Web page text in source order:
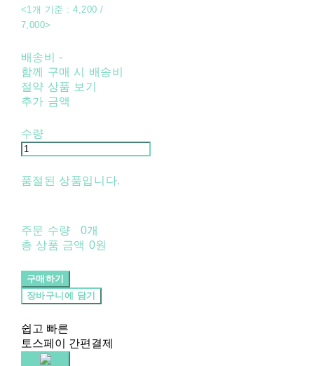
<1개 기준 : 4,200 /
7,000>
배송비-
함께 구매 시 배송비
절약 상품 보기
추가 금액
수량
품절된 상품입니다.
주문 수량
0개
총 상품 금액 0원
구매하기
장바구니에 담기
쉽고 빠른
토스페이 간편결제